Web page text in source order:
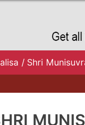
/ Shri